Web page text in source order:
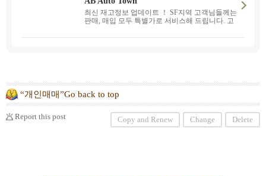
최신 재고정보 업데이트 ！ SF지역 고객님들께는
판매, 매입 모두 특별가로 서비스해 드립니다. 고
“개인매매”Go back to top
Report this post Copy and Renew Change Delete